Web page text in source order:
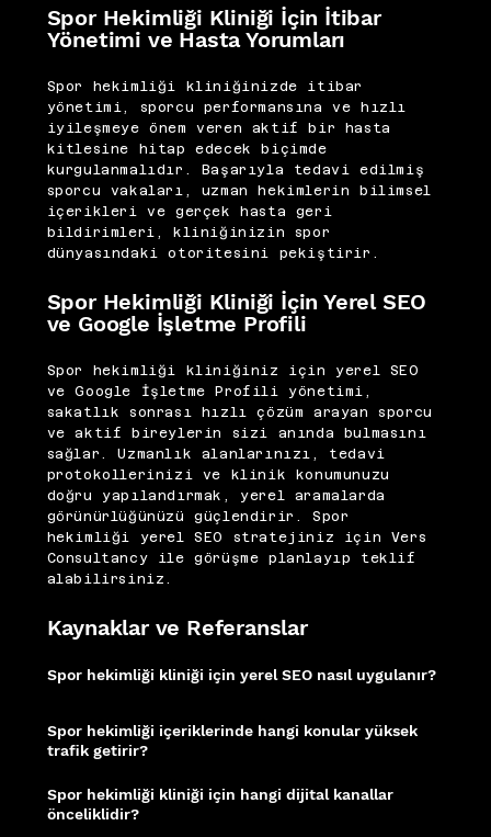
Kaynaklar ve Referanslar
Spor hekimliği kliniği için yerel SEO nasıl uygulanır?
Spor hekimliği içeriklerinde hangi konular yüksek
trafik getirir?
Spor hekimliği kliniği için hangi dijital kanallar
önceliklidir?
Spor Hekimliği Kliniği İçin İtibar
Yönetimi ve Hasta Yorumları
Spor hekimliği kliniğinizde itibar
yönetimi, sporcu performansına ve hızlı
iyileşmeye önem veren aktif bir hasta
kitlesine hitap edecek biçimde
kurgulanmalıdır. Başarıyla tedavi edilmiş
sporcu vakaları, uzman hekimlerin bilimsel
içerikleri ve gerçek hasta geri
bildirimleri, kliniğinizin spor
dünyasındaki otoritesini pekiştirir.
Spor Hekimliği Kliniği İçin Yerel SEO
ve Google İşletme Profili
Spor hekimliği kliniğiniz için yerel SEO
ve Google İşletme Profili yönetimi,
sakatlık sonrası hızlı çözüm arayan sporcu
ve aktif bireylerin sizi anında bulmasını
sağlar. Uzmanlık alanlarınızı, tedavi
protokollerinizi ve klinik konumunuzu
doğru yapılandırmak, yerel aramalarda
görünürlüğünüzü güçlendirir. Spor
hekimliği yerel SEO stratejiniz için Vers
Consultancy ile görüşme planlayıp teklif
alabilirsiniz.